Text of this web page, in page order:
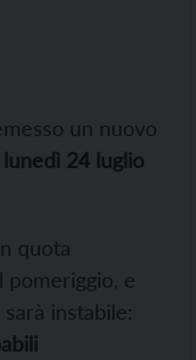
un nuovo
24 luglio
quota
e
instabile: